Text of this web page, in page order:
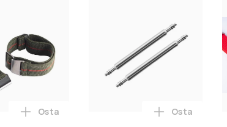
kaksiosainen ostoskoriin
Lisää Vihreä ja punainen Marine
Osta Lisää
Osta